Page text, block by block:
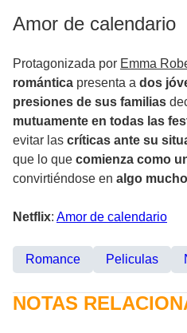
Amor de calendario
Protagonizada por Emma
romántica presenta a dos
presiones de sus familias
mutuamente en todas las
evitar las críticas ante su
que lo que comienza como
convirtiéndose en algo
Netflix: Amor de calendario
Romance Peliculas
NOTAS